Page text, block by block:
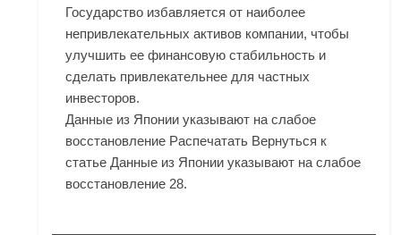
Государство избавляется от наиболее
непривлекательных активов компании, чтобы
улучшить ее финансовую стабильность и
сделать привлекательнее для частных
инвесторов.
Данные из Японии указывают на слабое
восстановление Распечатать Вернуться к
статье Данные из Японии указывают на слабое
восстановление 28.